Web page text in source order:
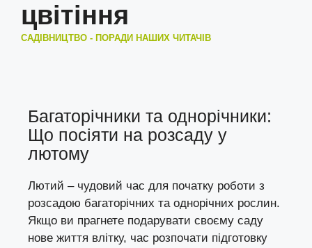
цвітіння
САДІВНИЦТВО - ПОРАДИ НАШИХ ЧИТАЧІВ
Багаторічники та однорічники:
Що посіяти на розсаду у
лютому
Лютий – чудовий час для початку роботи з
розсадою багаторічних та однорічних рослин.
Якщо ви прагнете подарувати своєму саду
нове життя влітку, час розпочати підготовку